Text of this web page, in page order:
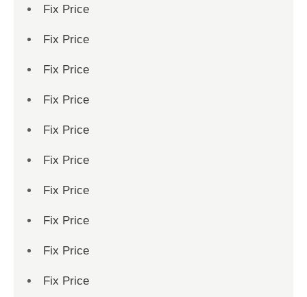
Fix Price
Fix Price
Fix Price
Fix Price
Fix Price
Fix Price
Fix Price
Fix Price
Fix Price
Fix Price